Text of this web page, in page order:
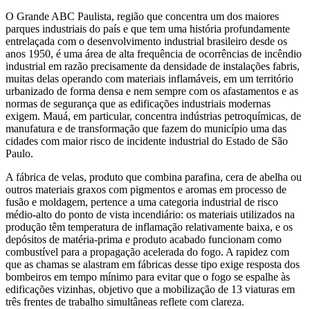
O Grande ABC Paulista, região que concentra um dos maiores
parques industriais do país e que tem uma história profundamente
entrelaçada com o desenvolvimento industrial brasileiro desde os
anos 1950, é uma área de alta frequência de ocorrências de incêndio
industrial em razão precisamente da densidade de instalações fabris,
muitas delas operando com materiais inflamáveis, em um território
urbanizado de forma densa e nem sempre com os afastamentos e as
normas de segurança que as edificações industriais modernas
exigem. Mauá, em particular, concentra indústrias petroquímicas, de
manufatura e de transformação que fazem do município uma das
cidades com maior risco de incidente industrial do Estado de São
Paulo.
A fábrica de velas, produto que combina parafina, cera de abelha ou
outros materiais graxos com pigmentos e aromas em processo de
fusão e moldagem, pertence a uma categoria industrial de risco
médio-alto do ponto de vista incendiário: os materiais utilizados na
produção têm temperatura de inflamação relativamente baixa, e os
depósitos de matéria-prima e produto acabado funcionam como
combustível para a propagação acelerada do fogo. A rapidez com
que as chamas se alastram em fábricas desse tipo exige resposta dos
bombeiros em tempo mínimo para evitar que o fogo se espalhe às
edificações vizinhas, objetivo que a mobilização de 13 viaturas em
três frentes de trabalho simultâneas reflete com clareza.